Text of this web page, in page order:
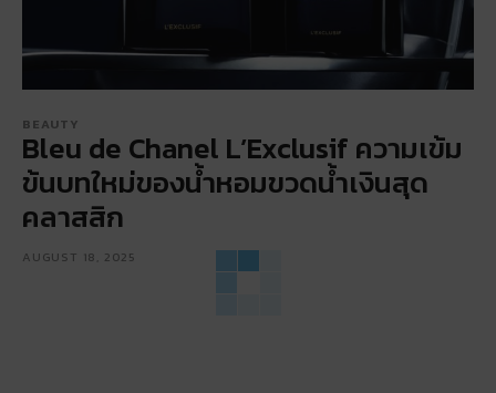
BEAUTY
Bleu de Chanel L’Exclusif ความเข้ม
ข้นบทใหม่ของน้ำหอมขวดน้ำเงินสุด
คลาสสิก
AUGUST 18, 2025